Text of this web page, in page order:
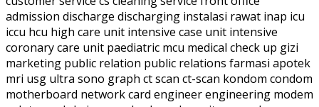
admission discharge discharging instalasi rawat inap icu
iccu hcu high care unit intensive case unit intensive
coronary care unit paediatric mcu medical check up gizi
marketing public relation public relations farmasi apotek
mri usg ultra sono graph ct scan ct-scan kondom condom
motherboard network card engineer engineering modem